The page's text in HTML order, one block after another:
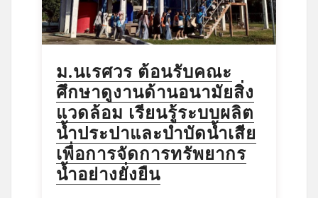
ม.นเรศวร ต้อนรับคณะ
ศึกษาดูงานด้านอนามัยสิ่ง
แวดล้อม เรียนรู้ระบบผลิต
น้ำประปาและบำบัดน้ำเสีย
เพื่อการจัดการทรัพยากร
น้ำอย่างยั่งยืน